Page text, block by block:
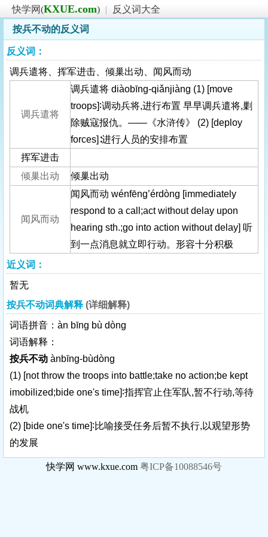
快学网(KXUE.com) |
反义词大全
按兵不动的反义词
反义词：
调兵遣将、挥军进击、倾巢出动、闻风而动
调兵遣将
调兵遣将 diàobīng-qiǎnjiàng (1) [move
troops]∶调动兵将,进行布置 早早调兵遣将,剿
除贼寇报仇。——《水浒传》 (2) [deploy
forces]∶进行人员的安排布置
挥军进击
倾巢出动
倾巢出动
闻风而动
闻风而动 wénfēng’érdòng [immediately
respond to a call;act without delay upon
hearing sth.;go into action without delay] 听
到一点消息就立即行动。形容十分积极
近义词：
暂无
按兵不动词典解释 (详细解释)
词语拼音：àn bīng bù dòng
词语解释：
按兵不动 ànbīng-bùdòng
(1) [not throw the troops into battle;take no action;be kept
imobilized;bide one's time]∶指挥官止住军队,暂不行动,等待
战机
(2) [bide one's time]∶比喻接受任务后暂不执行,以观望形势
的发展
快学网 www.kxue.com 粤ICP备10088546号